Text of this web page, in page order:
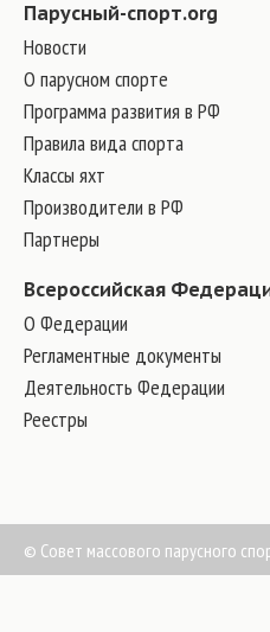
Парусный-спорт.org
Новости
О парусном спорте
Программа развития в РФ
Правила вида спорта
Классы яхт
Производители в РФ
Партнеры
Всероссийская
О Федерации
Регламентные документы
Деятельность Федерации
Реестры
© Совет массового парусного